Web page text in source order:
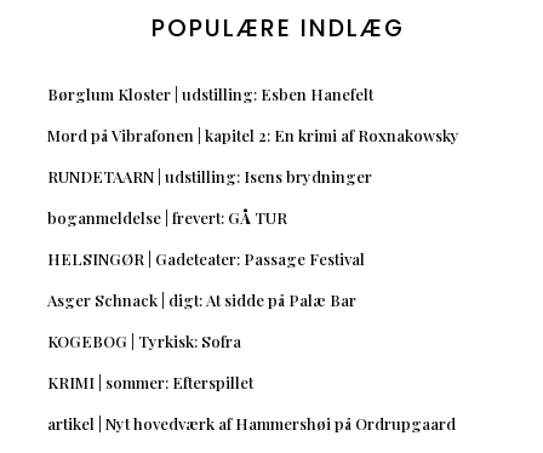
POPULÆRE INDLÆG
Børglum Kloster | udstilling: Esben Hanefelt
Mord på Vibrafonen | kapitel 2: En krimi af Roxnakowsky
RUNDETAARN | udstilling: Isens brydninger
boganmeldelse | frevert: GÅ TUR
HELSINGØR | Gadeteater: Passage Festival
Asger Schnack | digt: At sidde på Palæ Bar
KOGEBOG | Tyrkisk: Sofra
KRIMI | sommer: Efterspillet
artikel | Nyt hovedværk af Hammershøi på Ordrupgaard